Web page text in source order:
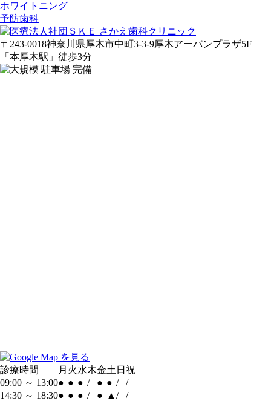
ホワイトニング
予防歯科
〒243-0018神奈川県厚木市中町3-3-9厚木アーバンプラザ5F
「 本厚木駅 」 徒歩3分
診療時間 月 火水木金土 日 祝
09:00 ～ 13:00● ● ● / ● ● /
/
14:30 ～ 18:30● ● ● / ● ▲ /
/